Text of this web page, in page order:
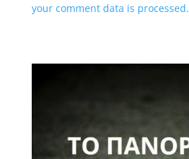
your comment data is processed.